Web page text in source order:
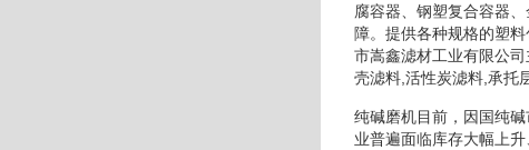
腐容器、钢塑复合容器
障。提供各种规格的塑
市嵩鑫滤材工业有限公
壳滤料,活性炭滤料,承托
纯碱磨机目前，因国纯
业普遍面临库存大幅上